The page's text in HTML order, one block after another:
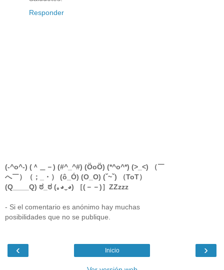
Responder
(-^o^-) (＾＿－) (#^_^#) (ÖoÖ) (*^o^*) (>_<) （￣
へ￣）（；_・） (ô_Ó) (O_O) (ˇ~ˇ) （ToT）
(Q____Q) ಠ_ಠ (｡◕‿◕) ［(－－)］ZZzzz
- Si el comentario es anónimo hay muchas
posibilidades que no se publique.
‹ ›
Inicio